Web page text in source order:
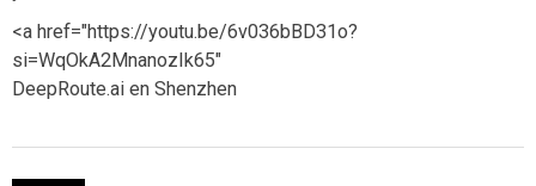
<a href="https://youtu.be/6v036bBD31o?
si=WqOkA2MnanozIk65"
DeepRoute.ai en Shenzhen